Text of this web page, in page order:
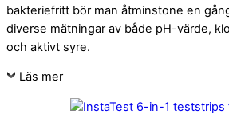
bakteriefritt bör man åtminstone en
diverse mätningar av både pH-värde,
och aktivt syre.
Läs mer